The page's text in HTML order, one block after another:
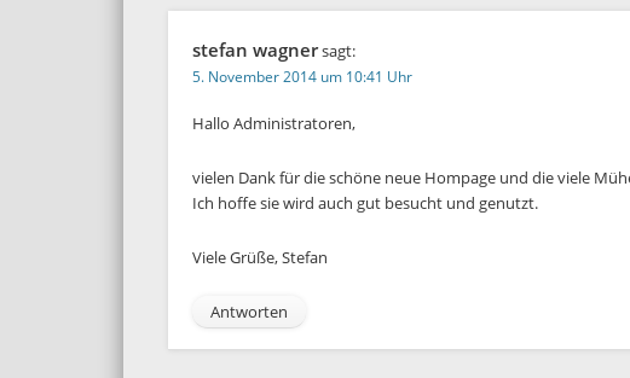
stefan wagnersagt:
5. November 2014 um 10:41 Uhr
Hallo Administratoren,
vielen Dank für die schöne neue Hompage und die viele
Ich hoffe sie wird auch gut besucht und genutzt.
Viele Grüße, Stefan
Antworten